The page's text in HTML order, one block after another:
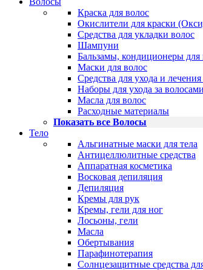
Краска для волос
Окислители для краски
Средства для укладки волос
Шампуни
Бальзамы, кондиционеры для
Маски для волос
Средства для ухода и
Наборы для ухода за волосами
Масла для волос
Расходные материалы
Показать все Волосы
Тело
Альгинатные маски для тела
Антицеллюлитные средства
Аппаратная косметика
Восковая депиляция
Депиляция
Кремы для рук
Кремы, гели для ног
Лосьоны, гели
Масла
Обертывания
Парафинотерапия
Солнцезащитные средства